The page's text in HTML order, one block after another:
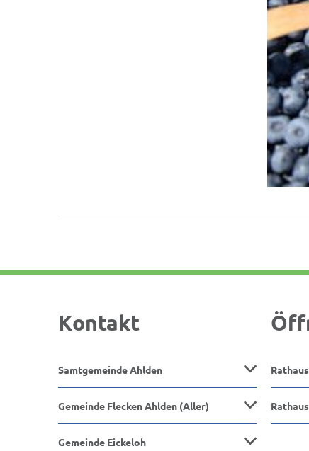
Kontakt
Samtgemeinde Ahlden
Gemeinde Flecken Ahlden (Aller)
Gemeinde Eickeloh